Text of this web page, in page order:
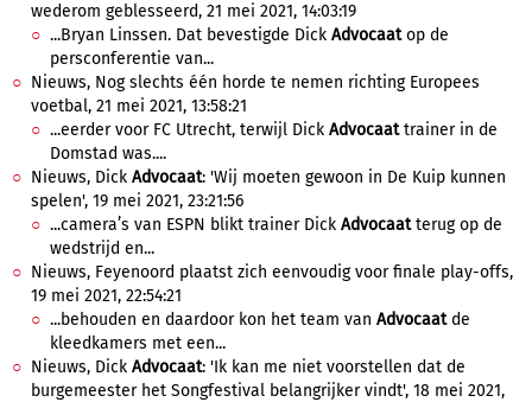
wederom geblesseerd, 21 mei 2021, 14:03:19
...Bryan Linssen. Dat bevestigde Dick Advocaatop de
persconferentie van...
Nieuws, Nog slechts één horde te nemen richting Europees
voetbal, 21 mei 2021, 13:58:21
...eerder voor FC Utrecht, terwijl Dick Advocaattrainer in de
Domstad was....
Nieuws, Dick Advocaat: 'Wij moeten gewoon in De Kuip kunnen
spelen', 19 mei 2021, 23:21:56
...camera’s van ESPN blikt trainer Dick Advocaatterug op de
wedstrijd en...
Nieuws, Feyenoord plaatst zich eenvoudig voor finale play-offs,
19 mei 2021, 22:54:21
...behouden en daardoor kon het team van Advocaatde
kleedkamers met een...
Nieuws, Dick Advocaat: 'Ik kan me niet voorstellen dat de
burgemeester het Songfestival belangrijker vindt', 18 mei 2021,